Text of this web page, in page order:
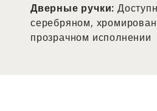
Дверные ручки:
серебряном,
прозрачном исполнении